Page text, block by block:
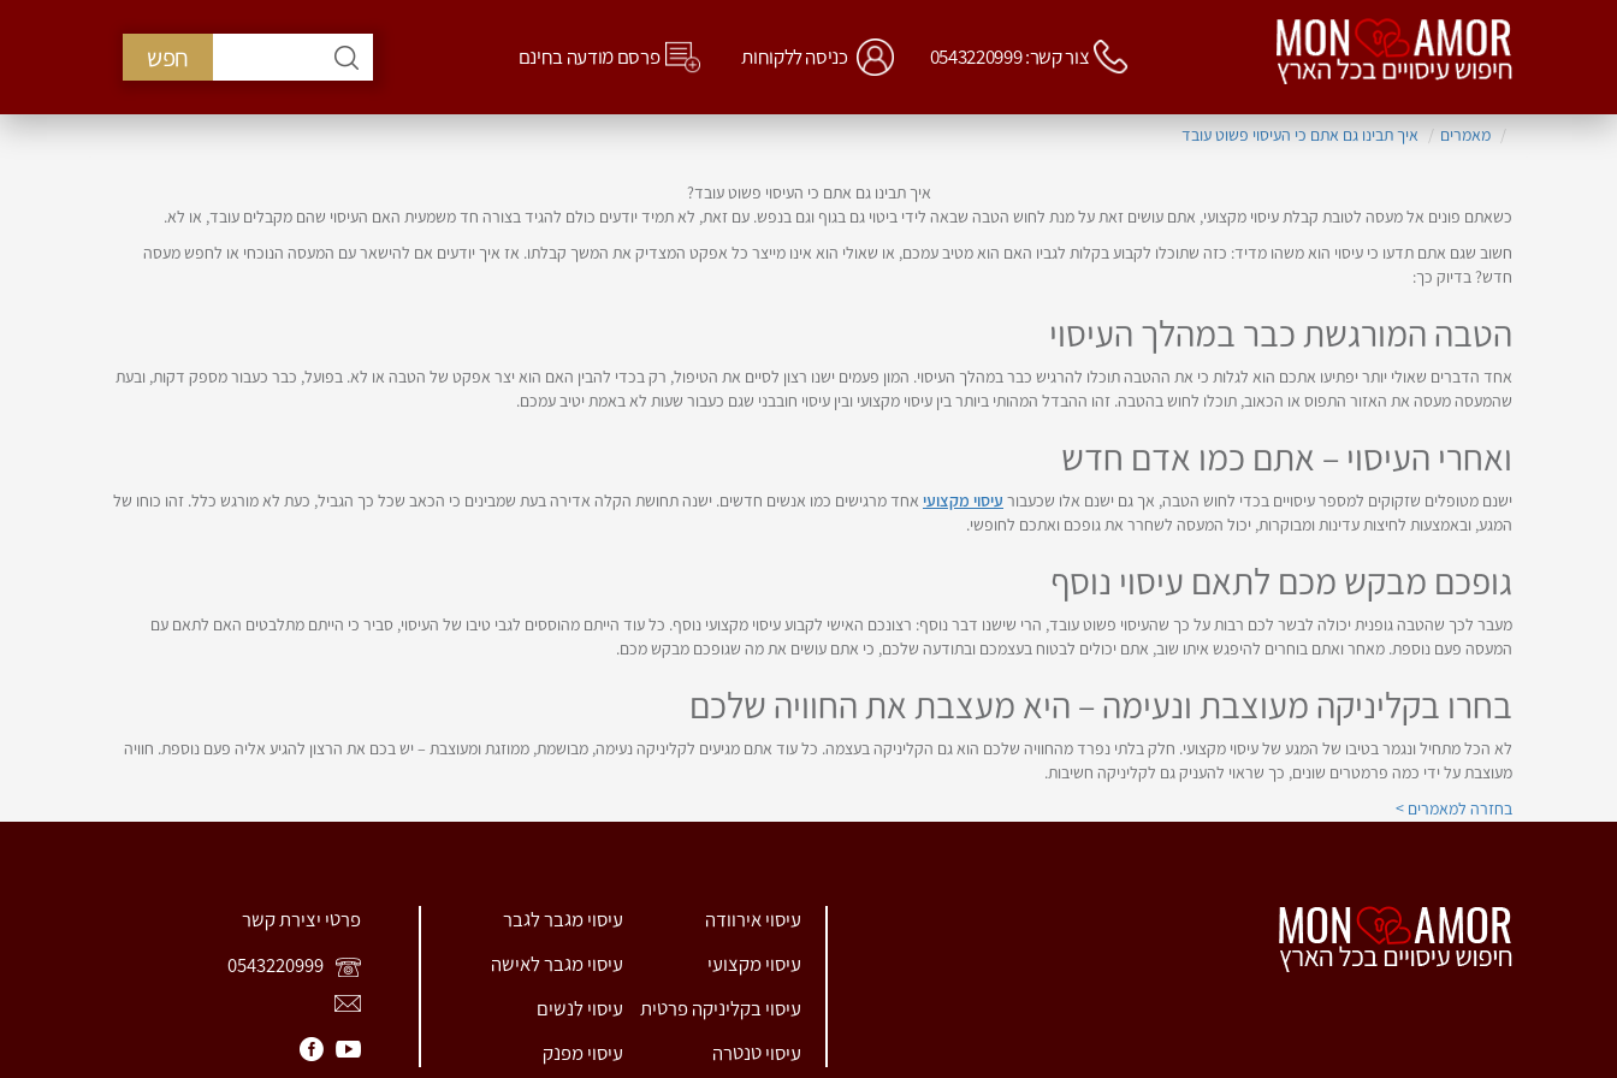
צור קשר: 0543220999 כניסה ללקוחות פרסם מודעה בחינם חפש
מאמרים איך תבינו גם אתם כי העיסוי פשוט עובד
איך תבינו גם אתם כי העיסוי פשוט עובד?
כשאתם פונים אל מעסה לטובת קבלת עיסוי מקצועי, אתם עושים זאת על מנת לחוש הטבה שבאה לידי ביטוי גם בגוף וגם בנפש. עם זאת, לא תמיד יודעים כולם להגיד בצורה חד משמעית האם העיסוי שהם מקבלים עובד, או לא.
חשוב שגם אתם תדעו כי עיסוי הוא משהו מדיד: כזה שתוכלו לקבוע בקלות לגביו האם הוא מטיב עמכם, או שאולי הוא אינו מייצר כל אפקט המצדיק את המשך קבלתו. אז איך יודעים אם להישאר עם המעסה הנוכחי או לחפש מעסה
חדש? בדיוק כך:
הטבה המורגשת כבר במהלך העיסוי
אחד הדברים שאולי יותר יפתיעו אתכם הוא לגלות כי את ההטבה תוכלו להרגיש כבר במהלך העיסוי. המון פעמים ישנו רצון לסיים את הטיפול, רק בכדי להבין האם הוא יצר אפקט של הטבה או לא. בפועל, כבר כעבור מספק דקות, ובעת
שהמעסה מעסה את האזור התפוס או הכאוב, תוכלו לחוש בהטבה. זהו ההבדל המהותי ביותר בין עיסוי מקצועי ובין עיסוי חובבני שגם כעבור שעות לא באמת יטיב עמכם.
ואחרי העיסוי – אתם כמו אדם חדש
ישנם מטופלים שזקוקים למספר עיסויים בכדי לחוש הטבה, אך גם ישנם אלו שכעבור עיסוי מקצועי אחד מרגישים כמו אנשים חדשים. ישנה תחושת הקלה אדירה בעת שמבינים כי הכאב שכל כך הגביל, כעת לא מורגש כלל. זהו כוחו של
המגע, ובאמצעות לחיצות עדינות ומבוקרות, יכול המעסה לשחרר את גופכם ואתכם לחופשי.
גופכם מבקש מכם לתאם עיסוי נוסף
מעבר לכך שהטבה גופנית יכולה לבשר לכם רבות על כך שהעיסוי פשוט עובד, הרי שישנו דבר נוסף: רצונכם האישי לקבוע עיסוי מקצועי נוסף. כל עוד הייתם מהוססים לגבי טיבו של העיסוי, סביר כי הייתם מתלבטים האם לתאם עם
המעסה פעם נוספת. מאחר ואתם בוחרים להיפגש איתו שוב, אתם יכולים לבטוח בעצמכם ובתודעה שלכם, כי אתם עושים את מה שגופכם מבקש מכם.
בחרו בקליניקה מעוצבת ונעימה – היא מעצבת את החוויה שלכם
לא הכל מתחיל ונגמר בטיבו של המגע של עיסוי מקצועי. חלק בלתי נפרד מהחוויה שלכם הוא גם הקליניקה בעצמה. כל עוד אתם מגיעים לקליניקה נעימה, מבושמת, ממוזגת ומעוצבת – יש בכם את הרצון להגיע אליה פעם נוספת. חוויה
מעוצבת על ידי כמה פרמטרים שונים, כך שראוי להעניק גם לקליניקה חשיבות.
בחזרה למאמרים >
עיסוי אירוודה
עיסוי מקצועי
עיסוי בקליניקה פרטית
עיסוי טנטרה
עיסוי מגבר לגבר
עיסוי מגבר לאישה
עיסוי לנשים
עיסוי מפנק
פרטי יצירת קשר